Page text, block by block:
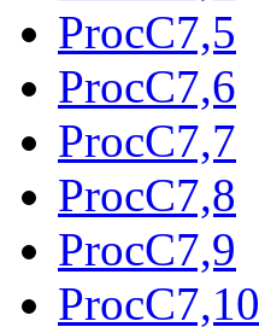
ProcC7,5
ProcC7,6
ProcC7,7
ProcC7,8
ProcC7,9
ProcC7,10